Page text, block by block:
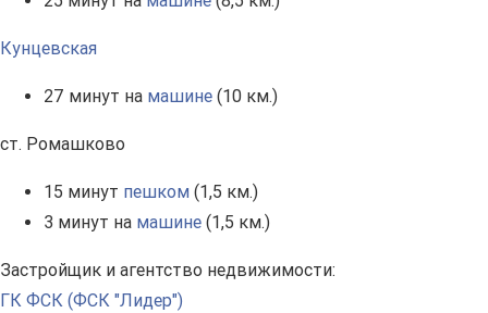
Кунцевская
27 минут на машине (10 км.)
ст. Ромашково
15 минут пешком (1,5 км.)
3 минут на машине (1,5 км.)
Застройщик и агентство недвижимости:
ГК ФСК (ФСК "Лидер")